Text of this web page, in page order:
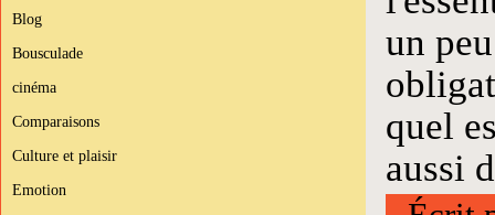
Blog
Bousculade
cinéma
Comparaisons
Culture et plaisir
Emotion
un
quel
aussi